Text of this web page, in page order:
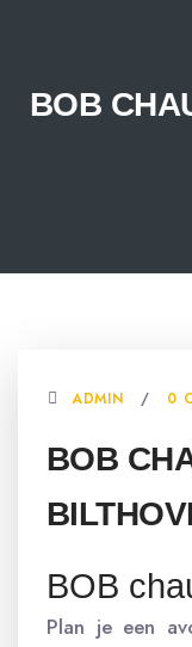
BOB
ADMIN 0
BOB
BOB
Plan je een